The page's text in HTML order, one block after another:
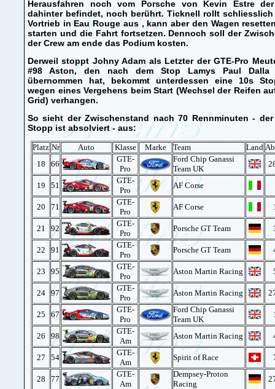
Herausfahren noch vom Porsche von Kevin Estre
dahinter befindet, noch berührt. Ticknell rollt schliesslich
Vortrieb in Eau Rouge aus , kann aber den Wagen
starten und die Fahrt fortsetzen. Dennoch soll der
der Crew am ende das Podium kosten.
Derweil stoppt Johny Adam als Letzter der GTE-Pro
#98 Aston, den nach dem Stop Lamys Paul Dalla
übernommen hat, bekommt unterdessen eine 10s
wegen eines Vergehens beim Start (Wechsel der Reifen
Grid) verhangen.
So sieht der Zwischenstand nach 70 Rennminuten - der
Stopp ist absolviert - aus:
Platz Nr Auto Klasse Marke Team Land
18
66
GTE-
Pro
Ford Chip Ganassi
Team UK
19 51
GTE-
Pro
AF Corse
20 71
GTE-
Pro
AF Corse
21 92
GTE-
Pro
Porsche GT Team
22 91
GTE-
Pro
Porsche GT Team
23 95
GTE-
Pro
Aston Martin Racing
24 97
GTE-
Pro
Aston Martin Racing
25 67
GTE-
Pro
Ford Chip Ganassi
Team UK
26 98
GTE-
Am
Aston Martin Racing
27 54
GTE-
Am
Spirit of Race
28 77
GTE-
Am
Dempsey-Proton
Racing